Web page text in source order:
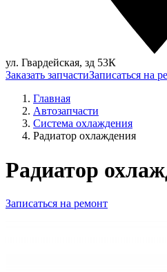
ул. Гвардейская, зд 53К
Заказать запчастиЗаписаться на
Главная
Автозапчасти
Система охлаждения
Радиатор охлаждения
Радиатор
Записаться на ремонт